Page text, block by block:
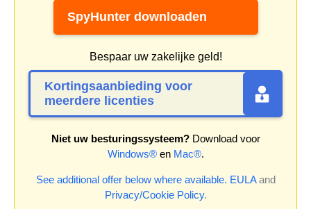
SpyHunter downloaden
Bespaar uw zakelijke geld!
Kortingsaanbieding voor
meerdere licenties
Niet uw besturingssysteem?Download voor
Windows®en Mac®.
See additional offer below where available. EULAand
Privacy/Cookie Policy.